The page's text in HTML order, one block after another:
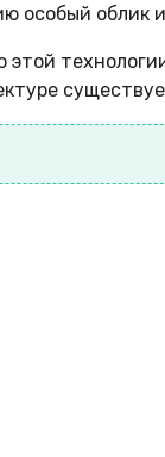
особый облик